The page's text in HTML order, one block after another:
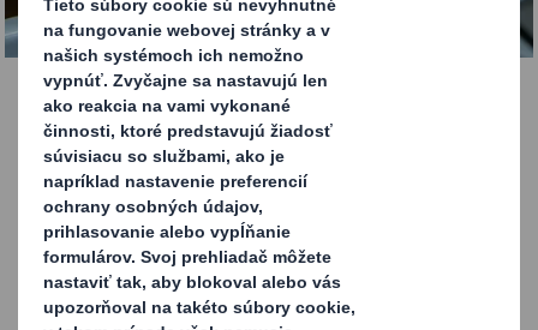
Papierové palety
Naše papierové palety, navrhnuté pre mnoho
aplikácií, poskytujú čistejšiu, ekologickejšiu,
nákladovo efektívnu a ľahšiu alternatívu pre
drevené a plastové palety. Naša lepenková